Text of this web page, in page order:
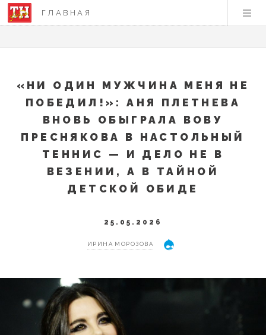
ГЛАВНАЯ
«НИ ОДИН МУЖЧИНА МЕНЯ НЕ
ПОБЕДИЛ!»: АНЯ ПЛЕТНЕВА
ВНОВЬ ОБЫГРАЛА ВОВУ
ПРЕСНЯКОВА В НАСТОЛЬНЫЙ
ТЕННИС — И ДЕЛО НЕ В
ВЕЗЕНИИ, А В ТАЙНОЙ
ДЕТСКОЙ ОБИДЕ
25.05.2026
ИРИНА МОРОЗОВА